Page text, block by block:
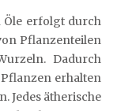
Öle erfolgt durch
Pflanzenteilen
Dadurch
erhalten
Jedes ätherische